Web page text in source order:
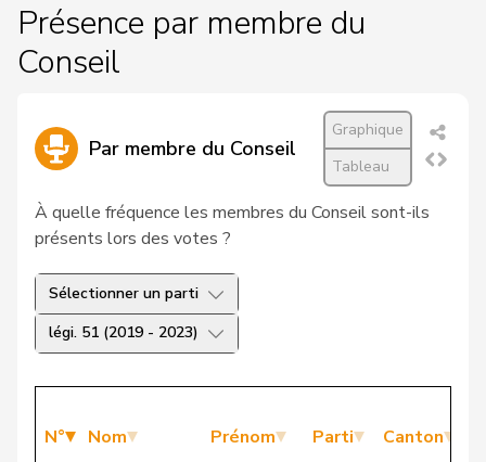
Présence par membre du
Conseil
Par membre du Conseil
Graphique
Tableau
À quelle fréquence les membres du Conseil sont-ils
présents lors des votes ?
Sélectionner un parti
légi. 51 (2019 - 2023)
N° Nom Prénom Parti Canton